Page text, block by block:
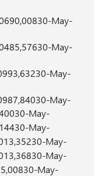
May-
May-
May-
May-
May-
May-
May-
May-
May-